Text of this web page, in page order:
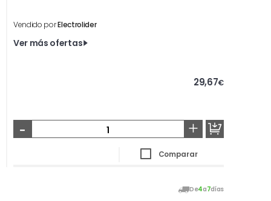
Vendido porElectrolider
Ver más ofertas
29,67€
- +
Comparar
De4a7días